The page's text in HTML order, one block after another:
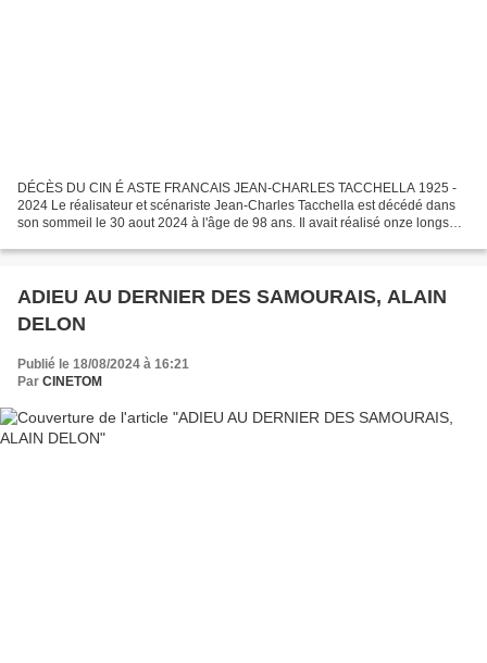
DÉCÈS DU CIN É ASTE FRANCAIS JEAN-CHARLES TACCHELLA 1925 -
2024 Le réalisateur et scénariste Jean-Charles Tacchella est décédé dans
son sommeil le 30 aout 2024 à l'âge de 98 ans. Il avait réalisé onze longs
ADIEU AU DERNIER DES SAMOURAIS, ALAIN
DELON
Publié le 18/08/2024 à 16:21
Par CINETOM